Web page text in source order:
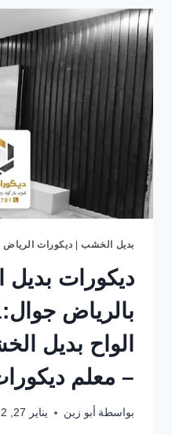
افضل
معلم
ديكورات
بالرياض
حي
الياسمين
بديل الخشب| ديكورات الرياض
ديكورات
الواح بديل
– معلم
بواسطة أبو زين يناير 27, 2022